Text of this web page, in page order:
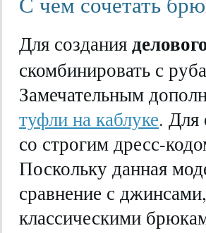
Для создания
скомбинировать с
Замечательным
туфли на каблуке. Для
со строгим дресс-
Поскольку данная
сравнение с
классическими